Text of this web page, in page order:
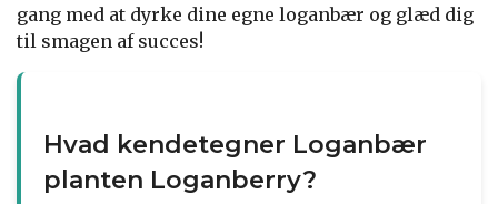
gang med at dyrke dine egne loganbær og glæd dig
til smagen af succes!
Hvad kendetegner Loganbær
planten Loganberry?